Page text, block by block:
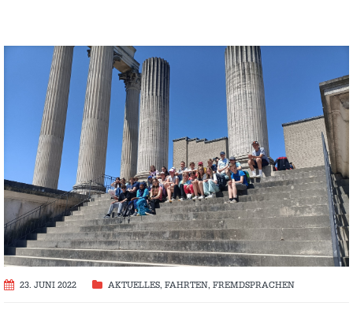
23. JUNI 2022 AKTUELLES, FAHRTEN, FREMDSPRACHEN